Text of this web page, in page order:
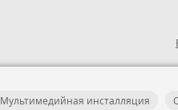
Мультимедийная инсталляция